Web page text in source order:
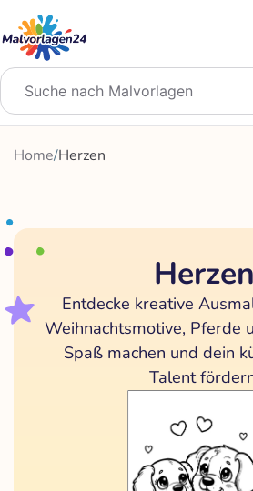
Inhalt
springen
Home/Herzen
Herzen
Entdecke kreative
Weihnachtsmotive, Pferde
Spaß machen und dein
Talent